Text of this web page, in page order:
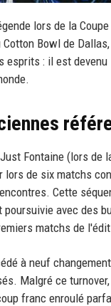
lors de la
Bowl de
: il est
Fontaine (lors de
lors de six matchs
Cette
avec des
matchs de
à neuf
Malgré ce
franc enroulé